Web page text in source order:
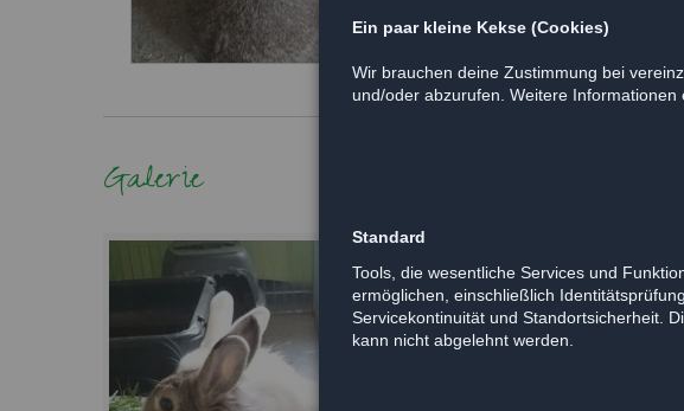
Galerie
Ein paar kleine Kekse (Cookies)
Wir brauchen deine Zustimmung bei
und/oder abzurufen. Weitere Informationen
Standard
Tools, die wesentliche Services und
ermöglichen, einschließlich Identitätsprüfung,
Servicekontinuität und Standortsicherheit.
kann nicht abgelehnt werden.